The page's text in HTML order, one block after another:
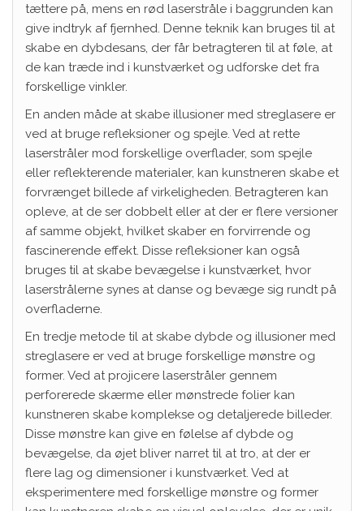
tættere på, mens en rød laserstråle i baggrunden kan
give indtryk af fjernhed. Denne teknik kan bruges til at
skabe en dybdesans, der får betragteren til at føle, at
de kan træde ind i kunstværket og udforske det fra
forskellige vinkler.
En anden måde at skabe illusioner med streglasere er
ved at bruge refleksioner og spejle. Ved at rette
laserstråler mod forskellige overflader, som spejle
eller reflekterende materialer, kan kunstneren skabe et
forvrænget billede af virkeligheden. Betragteren kan
opleve, at de ser dobbelt eller at der er flere versioner
af samme objekt, hvilket skaber en forvirrende og
fascinerende effekt. Disse refleksioner kan også
bruges til at skabe bevægelse i kunstværket, hvor
laserstrålerne synes at danse og bevæge sig rundt på
overfladerne.
En tredje metode til at skabe dybde og illusioner med
streglasere er ved at bruge forskellige mønstre og
former. Ved at projicere laserstråler gennem
perforerede skærme eller mønstrede folier kan
kunstneren skabe komplekse og detaljerede billeder.
Disse mønstre kan give en følelse af dybde og
bevægelse, da øjet bliver narret til at tro, at der er
flere lag og dimensioner i kunstværket. Ved at
eksperimentere med forskellige mønstre og former